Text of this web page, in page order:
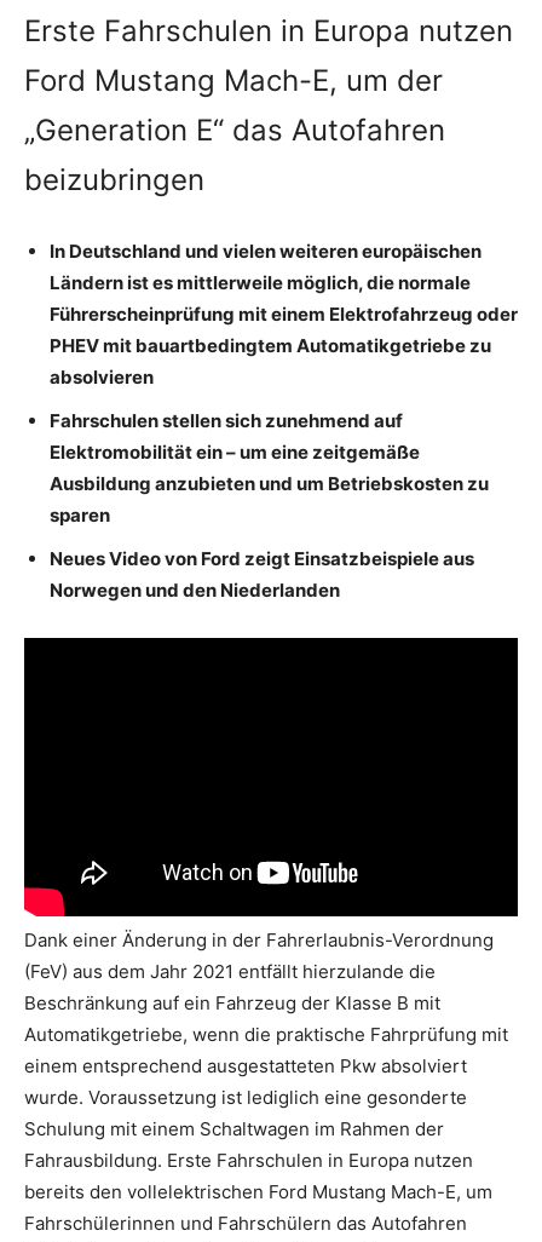
Erste Fahrschulen in Europa nutzen
Ford Mustang Mach-E, um der
„Generation E“ das Autofahren
beizubringen
In Deutschland und vielen weiteren europäischen
Ländern ist es mittlerweile möglich, die normale
Führerscheinprüfung mit einem Elektrofahrzeug oder
PHEV mit bauartbedingtem Automatikgetriebe zu
absolvieren
Fahrschulen stellen sich zunehmend auf
Elektromobilität ein – um eine zeitgemäße
Ausbildung anzubieten und um Betriebskosten zu
sparen
Neues Video von Ford zeigt Einsatzbeispiele aus
Norwegen und den Niederlanden
Dank einer Änderung in der Fahrerlaubnis-Verordnung
(FeV) aus dem Jahr 2021 entfällt hierzulande die
Beschränkung auf ein Fahrzeug der Klasse B mit
Automatikgetriebe, wenn die praktische Fahrprüfung mit
einem entsprechend ausgestatteten Pkw absolviert
wurde. Voraussetzung ist lediglich eine gesonderte
Schulung mit einem Schaltwagen im Rahmen der
Fahrausbildung. Erste Fahrschulen in Europa nutzen
bereits den vollelektrischen Ford Mustang Mach-E, um
Fahrschülerinnen und Fahrschülern das Autofahren